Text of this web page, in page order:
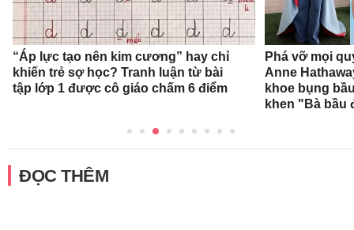
“Áp lực tạo nên kim cương” hay chỉ
khiến trẻ sợ học? Tranh luận từ bài
tập lớp 1 được cô giáo chấm 6 điểm
Phá vỡ mọi
Anne
khoe bụng
khen "Bà bầu
ĐỌC THÊM